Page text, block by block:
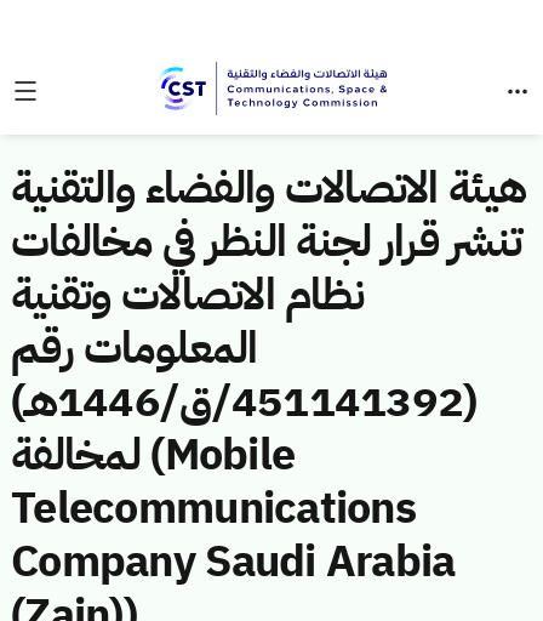
هيئة الاتصالات والفضاء والتقنية
تنشر قرار لجنة النظر في مخالفات
نظام الاتصالات وتقنية
المعلومات رقم
(451141392/ق/1446هـ)
لمخالفة (Mobile
Telecommunications
Company Saudi Arabia